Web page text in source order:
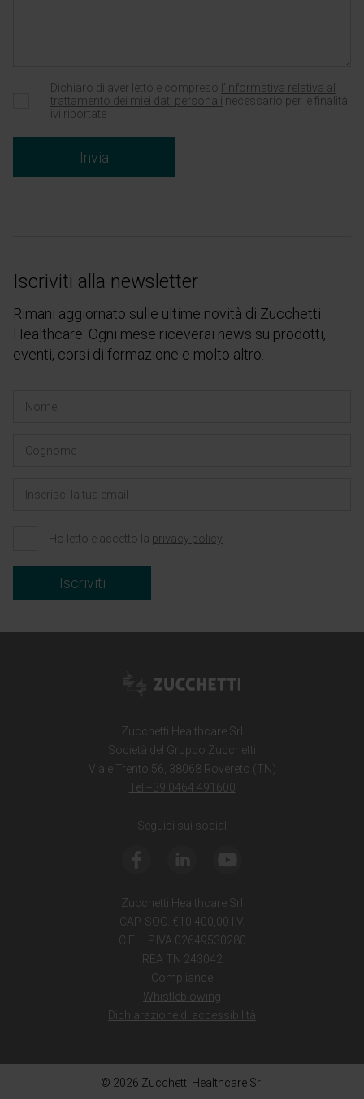
Dichiaro di aver letto e compreso l’informativa relativa al
trattamento dei miei dati personali necessario per le finalità
ivi riportate
Invia
Iscriviti alla newsletter
Rimani aggiornato sulle ultime novità di Zucchetti
Healthcare. Ogni mese riceverai news su prodotti,
eventi, corsi di formazione e molto altro.
Ho letto e accetto la privacy policy
Iscriviti
Zucchetti Healthcare Srl
Società del Gruppo Zucchetti
Viale Trento 56, 38068 Rovereto (TN)
Tel +39 0464 491600
Seguici sui social
Zucchetti Healthcare Srl
CAP. SOC. €10.400,00 I.V.
C.F. – P.IVA 02649530280
REA TN 243042
Compliance
Whistleblowing
Dichiarazione di accessibilità
© 2026 Zucchetti Healthcare Srl